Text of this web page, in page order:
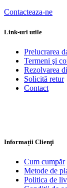
Contacteaza-ne
Link-uri utile
Prelucrarea
Termeni şi
Rezolvarea
Solicită retur
Contact
Informații Clienţi
Cum cumpăr
Metode de
Politica de